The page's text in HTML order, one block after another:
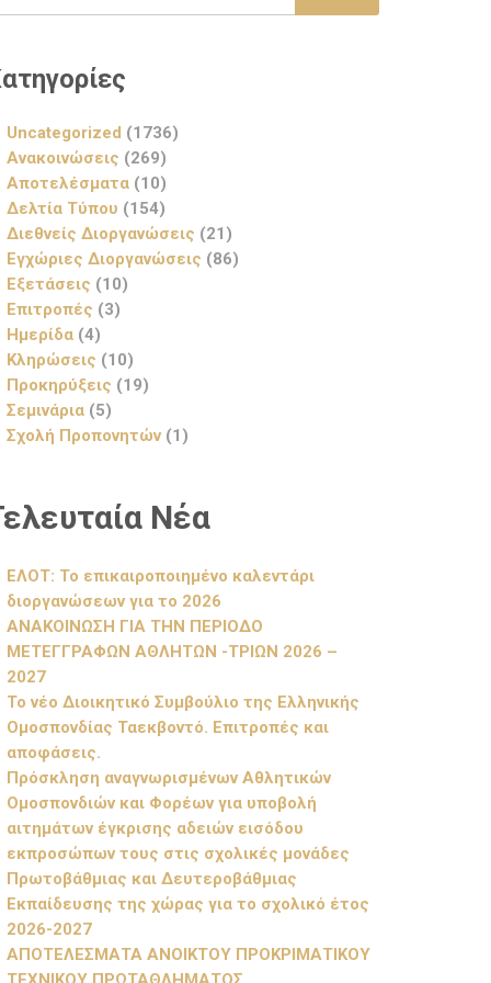
Uncategorized (1736)
Ανακοινώσεις (269)
Αποτελέσματα (10)
Δελτία Τύπου (154)
Διεθνείς Διοργανώσεις (21)
Εγχώριες Διοργανώσεις (86)
Εξετάσεις (10)
Επιτροπές (3)
Ημερίδα (4)
Κληρώσεις (10)
Προκηρύξεις (19)
Σεμινάρια (5)
Σχολή Προπονητών (1)
Νέα
ΕΛΟΤ: Το επικαιροποιημένο καλεντάρι
διοργανώσεων για το 2026
ΑΝΑΚΟΙΝΩΣΗ ΓΙΑ ΤΗΝ ΠΕΡΙΟΔΟ
ΜΕΤΕΓΓΡΑΦΩΝ ΑΘΛΗΤΩΝ -ΤΡΙΩΝ 2026 –
2027
Το νέο Διοικητικό Συμβούλιο της Ελληνικής
Ομοσπονδίας Ταεκβοντό. Επιτροπές και
αποφάσεις.
Πρόσκληση αναγνωρισμένων Αθλητικών
Ομοσπονδιών και Φορέων για υποβολή
αιτημάτων έγκρισης αδειών εισόδου
εκπροσώπων τους στις σχολικές μονάδες
Πρωτοβάθμιας και Δευτεροβάθμιας
Εκπαίδευσης της χώρας για το σχολικό έτος
2026-2027
ΑΠΟΤΕΛΕΣΜΑΤΑ ΑΝΟΙΚΤΟΥ ΠΡΟΚΡΙΜΑΤΙΚΟΥ